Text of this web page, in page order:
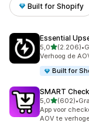
Built for Shopify
Essential
5,0van 5(2.206)
2206 •
Verhoog de
Built for
SMART
5,0van 5
(602)
602 recensies
•
App voor
AOV te